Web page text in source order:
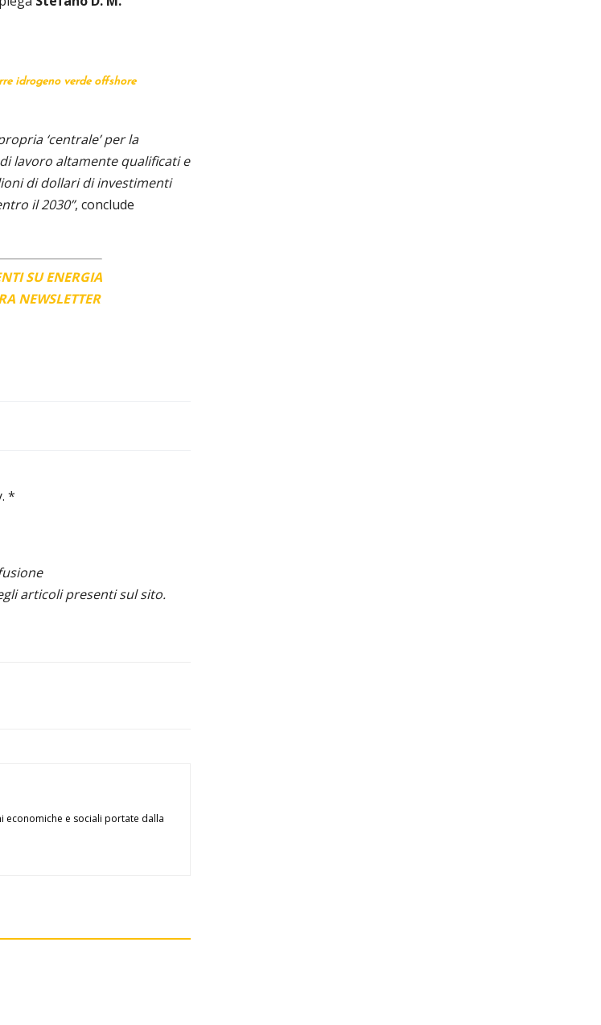
idrogeno verde offshore
‘centrale’ per la
lavoro altamente qualificati e
di dollari di investimenti
il 2030”, conclude
SU ENERGIA
NEWSLETTER
*
articoli presenti sul sito.
economiche e sociali portate dalla